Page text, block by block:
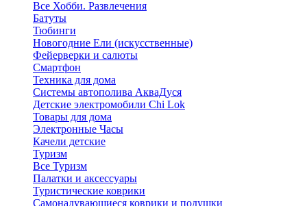
Все Хобби. Развлечения
Батуты
Тюбинги
Новогодние Ели (искусственные)
Фейерверки и салюты
Смартфон
Техника для дома
Системы автополива АкваДуся
Детские электромобили Chi Lok
Товары для дома
Электронные Часы
Качели детские
Туризм
Все Туризм
Палатки и аксессуары
Туристические коврики
Самонадувающиеся коврики и подушки